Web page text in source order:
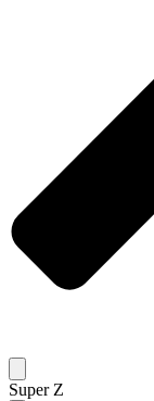
Super Z